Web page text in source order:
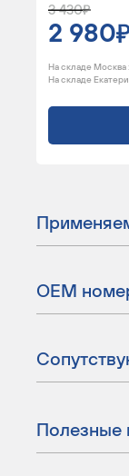
3 430
2 980
На складе Москва :
На складе
ОЕМ
Полезные